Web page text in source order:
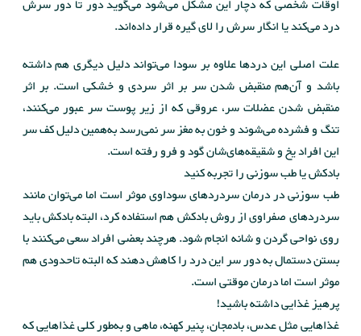
اوقات شخصی که دچار این مشکل می‌شود می‌گوید دور تا دور سرش
درد می‌کند یا انگار سرش را لای گیره قرار داده‌اند.
علت اصلی این دردها علاوه بر سودا می‌تواند دلیل دیگری هم داشته
باشد و آن‌هم منقبض شدن سر بر اثر سردی و خشکی است. بر اثر
منقبض شدن عضلات سر، عروقی که از زیر پوست سر عبور می‌کنند،
تنگ و فشرده می‌شوند و خون به مغز سر نمی‌رسد به‌همین دلیل کف سر
این افراد یخ و شقیقه‌ها‌ی‌شان گود و فرو رفته است.
بادکش یا طب سوزنی را تجربه کنید
طب سوزنی در درمان سردردهای سوداوی موثر است اما می‌توان مانند
سردردهای صفراوی از روش بادکش هم استفاده کرد، البته بادکش باید
روی نواحی گردن و شانه انجام شود. هرچند بعضی افراد سعی می‌کنند با
بستن دستمال به دور سر این درد را کاهش دهند که البته تاحدودی هم
موثر است اما درمان موقتی است.
پرهیز غذایی داشته باشید!
غذاهایی مثل عدس، بادمجان، پنیر کهنه، ماهی ‌و به‌طور کلی غذاهایی که